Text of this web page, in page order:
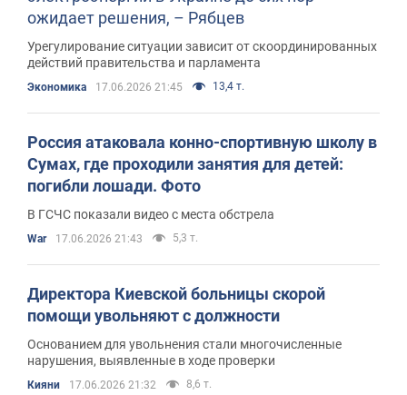
ожидает решения, – Рябцев
Урегулирование ситуации зависит от скоординированных
действий правительства и парламента
Экономика 17.06.2026 21:45 13,4 т.
Россия атаковала конно-спортивную школу в
Сумах, где проходили занятия для детей:
погибли лошади. Фото
В ГСЧС показали видео с места обстрела
War 17.06.2026 21:43 5,3 т.
Директора Киевской больницы скорой
помощи увольняют с должности
Основанием для увольнения стали многочисленные
нарушения, выявленные в ходе проверки
Кияни 17.06.2026 21:32 8,6 т.